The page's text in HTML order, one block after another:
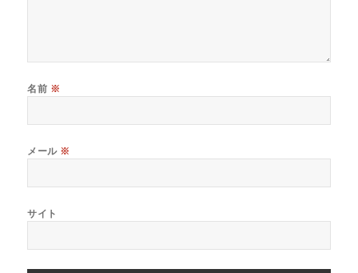
名前 ※
メール ※
サイト